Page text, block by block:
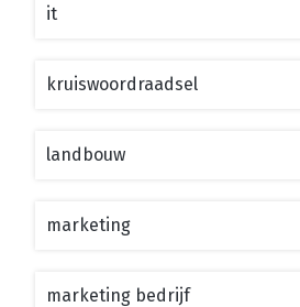
it
kruiswoordraadsel
landbouw
marketing
marketing bedrijf